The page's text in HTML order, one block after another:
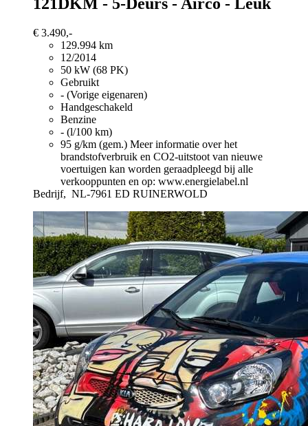
€ 3.490,-
129.994 km
12/2014
50 kW (68 PK)
Gebruikt
- (Vorige eigenaren)
Handgeschakeld
Benzine
- (l/100 km)
95 g/km (gem.) Meer informatie over het
brandstofverbruik en CO2-uitstoot van nieuwe
voertuigen kan worden geraadpleegd bij alle
verkooppunten en op: www.energielabel.nl
Bedrijf, NL-7961 ED RUINERWOLD